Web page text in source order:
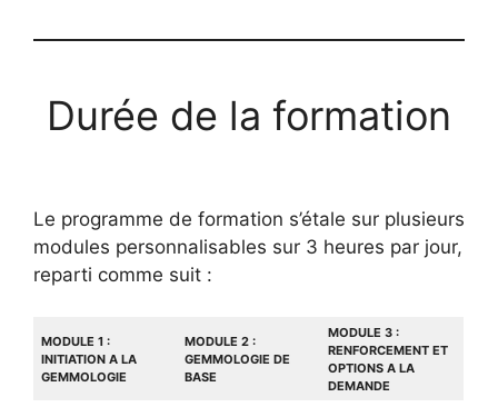
Durée de la formation
Le programme de formation s’étale sur plusieurs
modules personnalisables sur 3 heures par jour,
reparti comme suit :
MODULE 1 :
INITIATION A LA
GEMMOLOGIE
MODULE 2 :
GEMMOLOGIE DE
BASE
MODULE 3 :
RENFORCEMENT ET
OPTIONS A LA
DEMANDE